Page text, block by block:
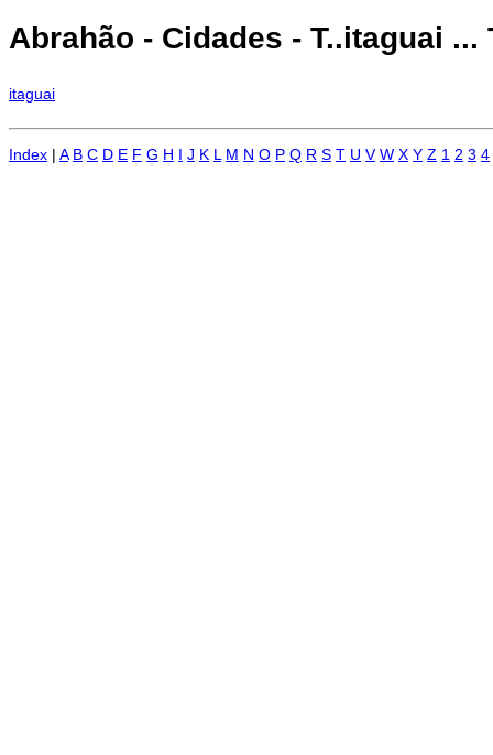
Abrahão - Cidades - T..itaguai ...
itaguai
Index | A B C D E F G H I J K L M N O P Q R S T U V W X Y Z 1 2 3 4